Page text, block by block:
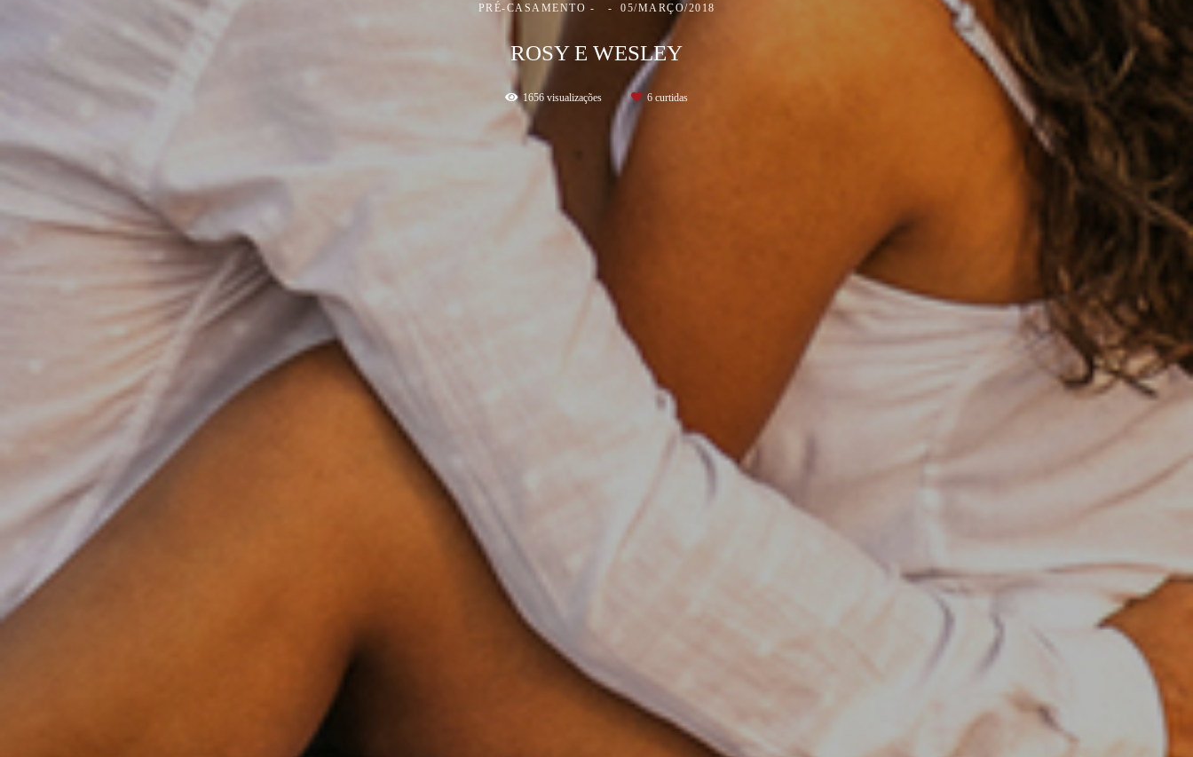
PRÉ-CASAMENTO 05/MARÇO/2018
ROSY E WESLEY
1656 visualizações 6 curtidas